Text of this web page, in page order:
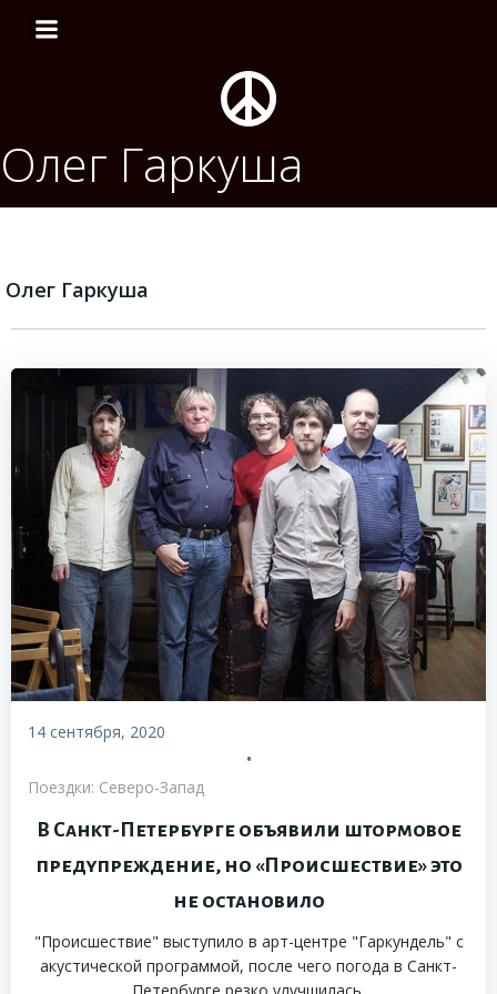
содержимому
Олег Гаркуша
Олег Гаркуша
14 сентября, 2020
•
Поездки: Северо-Запад
В Санкт-Петербурге объявили штормовое
предупреждение, но «Происшествие» это
не остановило
"Происшествие" выступило в арт-центре "Гаркундель" с
акустической программой, после чего погода в Санкт-